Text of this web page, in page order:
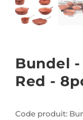
Bundel
Red -
Code produit: